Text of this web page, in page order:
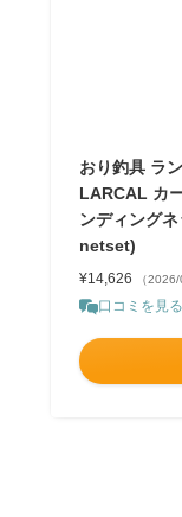
おり釣具 ラ
LARCAL カ
ンディング
netset)
¥14,626 （
口コミを見る